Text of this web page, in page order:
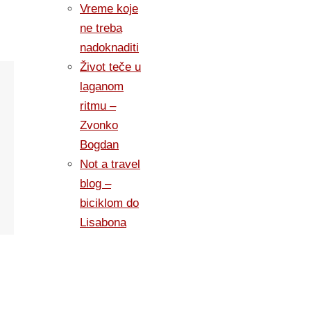
Vreme koje
ne treba
nadoknaditi
Život teče u
laganom
ritmu –
Zvonko
Bogdan
Not a travel
blog –
biciklom do
Lisabona